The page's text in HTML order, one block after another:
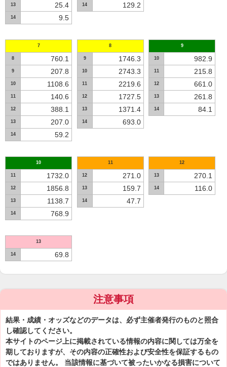
13 25.4
14 9.5
14 129.2
7
8 760.1
9 207.8
10 1108.6
11 140.6
12 388.1
13 207.0
14 59.2
8
9 1746.3
10 2743.3
11 2219.6
12 1727.5
13 1371.4
14 693.0
9
10 982.9
11 215.8
12 661.0
13 261.8
14 84.1
10
11 1732.0
12 1856.8
13 1138.7
14 768.9
11
12 271.0
13 159.7
14 47.7
12
13 270.1
14 116.0
13
14 69.8
注意事項
結果・成績・オッズなどのデータは、必ず主催者発行のものと照合
し確認してください。
本サイトのページ上に掲載されている情報の内容に関しては万全を
期しておりますが、その内容の正確性および安全性を保証するもの
ではありません。 当該情報に基づいて被ったいかなる損害について